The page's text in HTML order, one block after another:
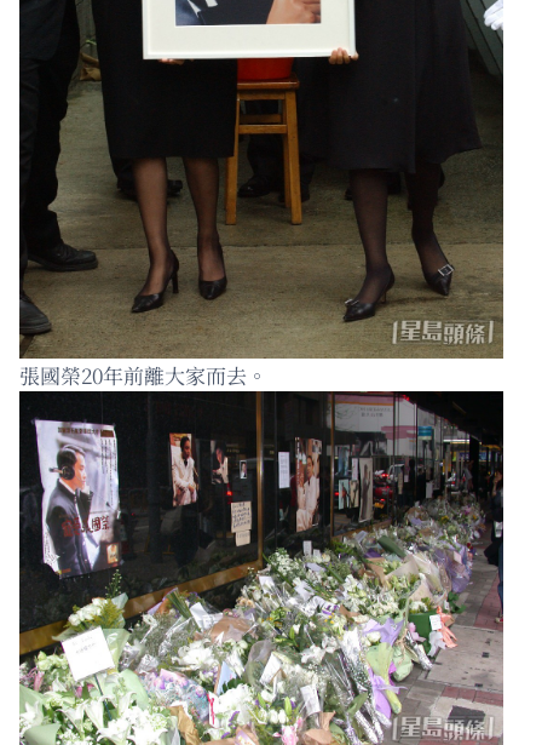
張國榮20年前離大家而去。 ​